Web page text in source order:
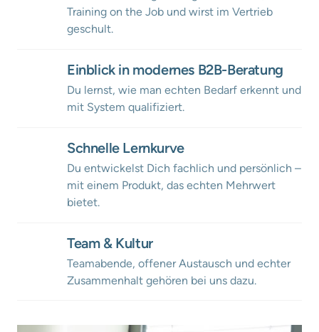
Training on the Job und wirst im Vertrieb
geschult.
Einblick in modernes B2B-Beratung
Du lernst, wie man echten Bedarf erkennt und
mit System qualifiziert.
Schnelle Lernkurve
Du entwickelst Dich fachlich und persönlich –
mit einem Produkt, das echten Mehrwert
bietet.
Team & Kultur
Teamabende, offener Austausch und echter
Zusammenhalt gehören bei uns dazu.